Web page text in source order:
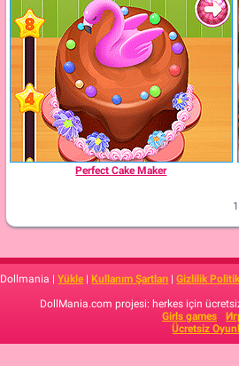
Perfect Cake Maker
1
Dollmania |Yükle | Kullanım Şartları |Gizlilik
DollMania.com projesi: herkes için
Girls games
Ücretsiz